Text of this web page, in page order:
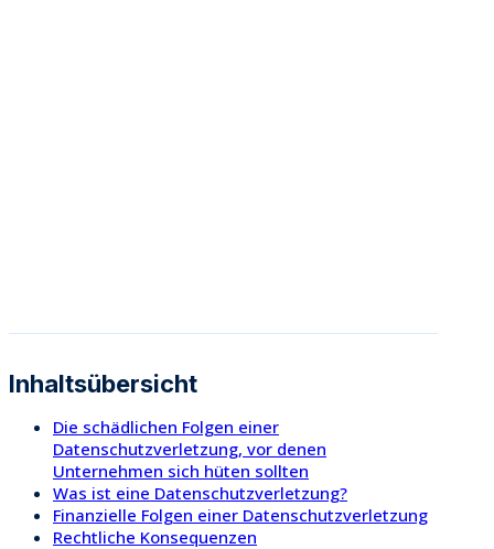
Inhaltsübersicht
Die schädlichen Folgen einer
Datenschutzverletzung, vor denen
Unternehmen sich hüten sollten
Was ist eine Datenschutzverletzung?
Finanzielle Folgen einer Datenschutzverletzung
Rechtliche Konsequenzen